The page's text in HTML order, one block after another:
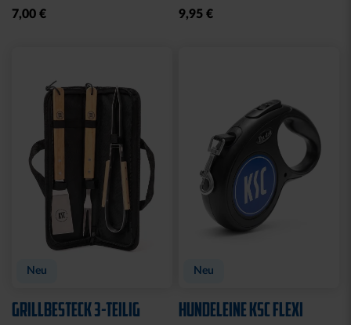
7,00 € 9,95 €
Neu
GRILLBESTECK 3-TEILIG
Neu
HUNDELEINE KSC FLEXI